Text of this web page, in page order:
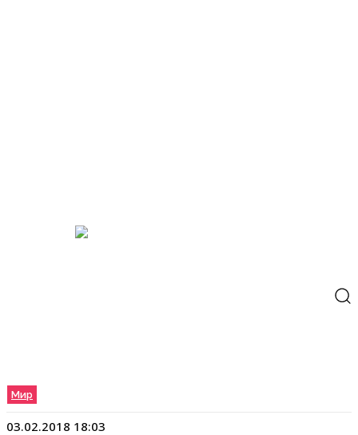
Мир
03.02.2018 18:03